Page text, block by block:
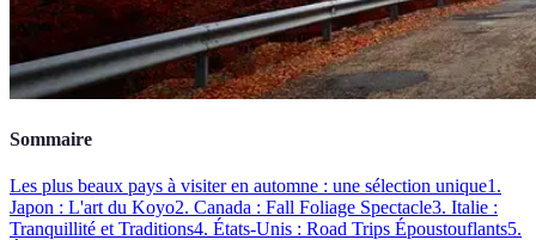
Sommaire
Les plus beaux pays à visiter en automne : une sélection unique1.
Japon : L'art du Koyo2. Canada : Fall Foliage Spectacle3. Italie :
Tranquillité et Traditions4. États-Unis : Road Trips Époustouflants5.